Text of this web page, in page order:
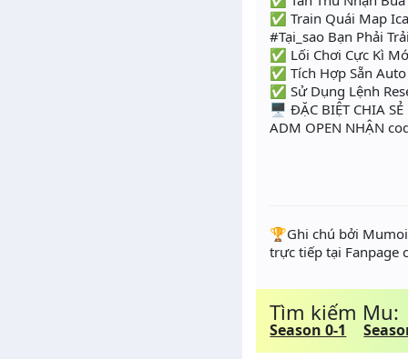
✅ Train Quái Map
#Tại_sao Bạn Phải
✅ Lối Chơi Cực Kì
✅ Tích Hợp Sẵn
✅ Sử Dụng Lệnh
🖥️ ĐẶC BIỆT CHIA SẺ
ADM OPEN NHẬN
️🏆Ghi chú bởi
trực tiếp tại Fanpage
Tìm kiếm Mu:
Season 0-1